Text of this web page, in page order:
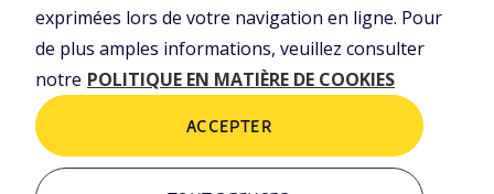
Capital social
Code fiscal et inscription au Registre des entreprises de
Rome
n. 00484960588
N° de TVA
00905811006
exprimées lors de votre navigation en ligne. Pour
de plus amples informations, veuillez consulter
notre POLITIQUE EN MATIÈRE DE COOKIES
ACCEPTER